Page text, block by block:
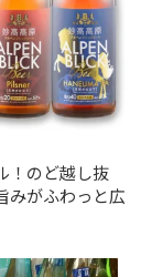
！のど越し抜
みがふわっと広